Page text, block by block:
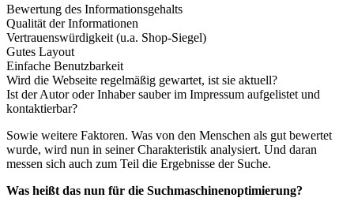
Bewertung des Informationsgehalts
Qualität der Informationen
Vertrauenswürdigkeit (u.a. Shop-Siegel)
Gutes Layout
Einfache Benutzbarkeit
Wird die Webseite regelmäßig gewartet, ist sie aktuell?
Ist der Autor oder Inhaber sauber im Impressum aufgelistet und
kontaktierbar?
Sowie weitere Faktoren. Was von den Menschen als gut bewertet
wurde, wird nun in seiner Charakteristik analysiert. Und daran
messen sich auch zum Teil die Ergebnisse der Suche.
Was heißt das nun für die Suchmaschinenoptimierung?